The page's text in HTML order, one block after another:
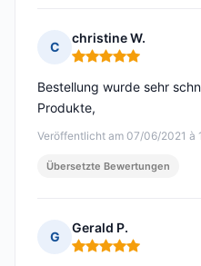
C
christine W.
Hinweis: 5 von 5
Veröffentlicht am 07/06/2021 à
Bestellung wurde sehr
Produkte,
Übersetzte Bewertungen
G
Gerald P.
Hinweis: 5 von 5